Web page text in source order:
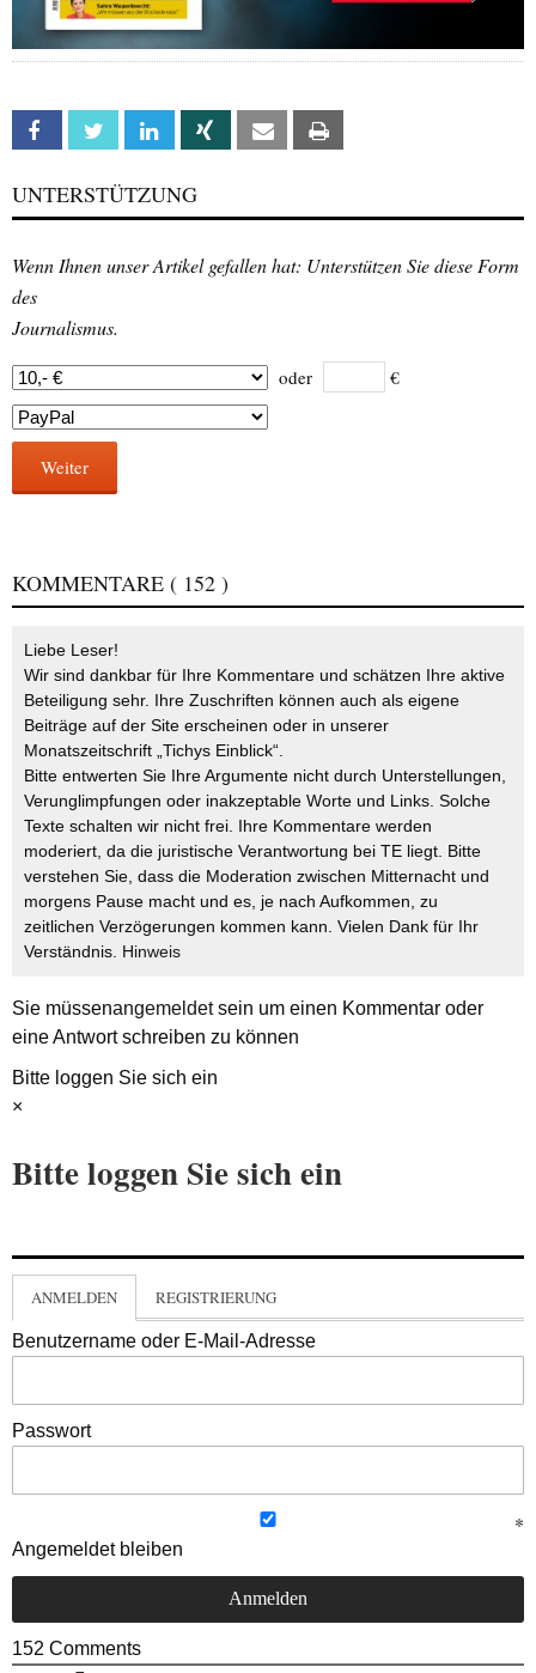
Facebook Twitter Linkedin Xing Email
UNTERSTÜTZUNG
Wenn Ihnen unser Artikel gefallen hat: Unterstützen Sie diese Form
des
Journalismus.
oder €
Weiter
KOMMENTARE ( 152 )
Liebe Leser!
Wir sind dankbar für Ihre Kommentare und schätzen Ihre aktive
Beteiligung sehr. Ihre Zuschriften können auch als eigene
Beiträge auf der Site erscheinen oder in unserer
Monatszeitschrift „Tichys Einblick“.
Bitte entwerten Sie Ihre Argumente nicht durch Unterstellungen,
Verunglimpfungen oder inakzeptable Worte und Links. Solche
Texte schalten wir nicht frei. Ihre Kommentare werden
moderiert, da die juristische Verantwortung bei TE liegt. Bitte
verstehen Sie, dass die Moderation zwischen Mitternacht und
morgens Pause macht und es, je nach Aufkommen, zu
zeitlichen Verzögerungen kommen kann. Vielen Dank für Ihr
Verständnis. Hinweis
Sie müssenangemeldetsein um einen Kommentar oder
eine Antwort schreiben zu können
Bitte loggen Sie sich ein
×
Bitte loggen Sie sich ein
ANMELDEN REGISTRIERUNG
Benutzername oder E-Mail-Adresse
Passwort
Angemeldet bleiben
152 Comments